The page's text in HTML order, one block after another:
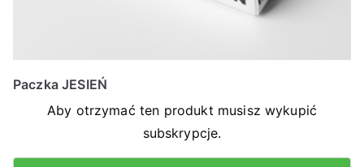
Paczka JESIEŃ
Aby otrzymać ten produkt musisz wykupić
subskrypcje.